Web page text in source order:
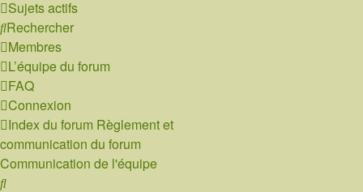
Sujets actifs
Rechercher
Membres
L’équipe du forum
FAQ
Connexion
Index du forum Règlement et
communication du forum
Communication de l'équipe
Rechercher